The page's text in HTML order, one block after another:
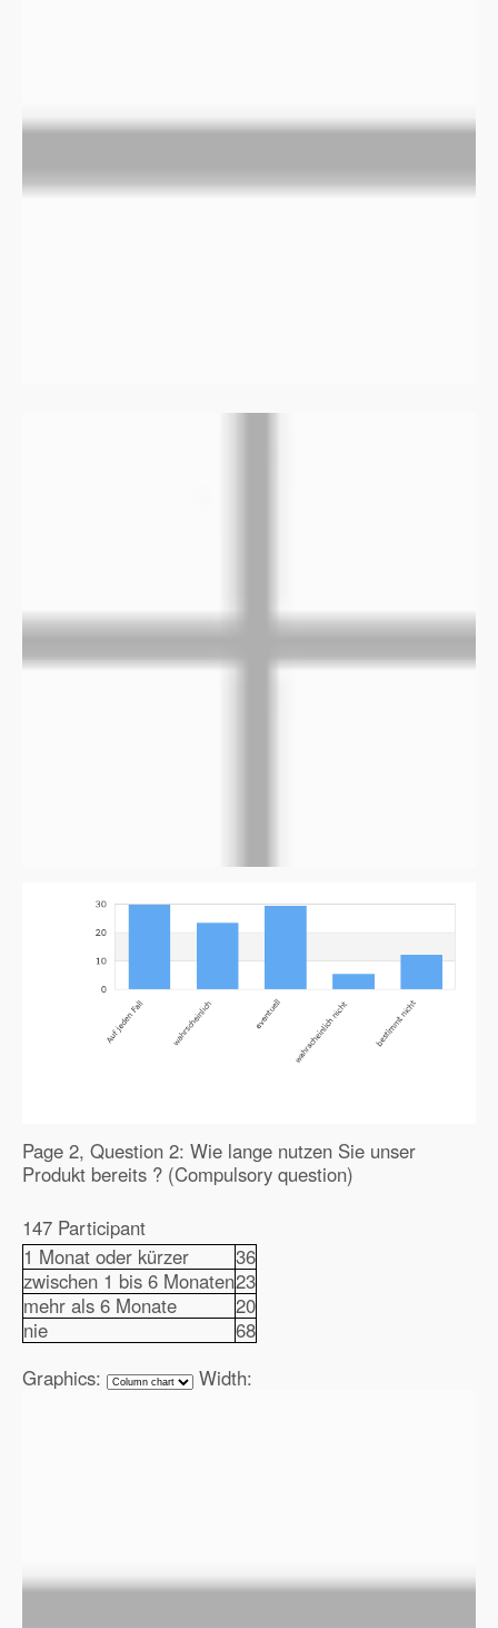
Page 2, Question 2: Wie lange nutzen Sie unser
Produkt bereits ? (Compulsory question)
147 Participant
1 Monat oder kürzer
36
zwischen 1 bis 6 Monaten23
mehr als 6 Monate
20
nie
68
Graphics:
Width: